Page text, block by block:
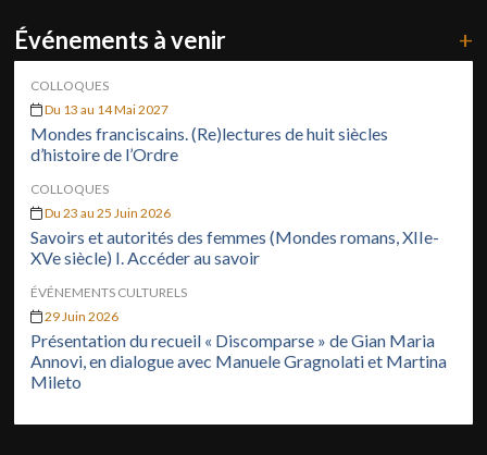
Événements à venir +
COLLOQUES
Du 13 au 14 Mai 2027
Mondes franciscains. (Re)lectures de huit siècles
d’histoire de l’Ordre
COLLOQUES
Du 23 au 25 Juin 2026
Savoirs et autorités des femmes (Mondes romans, XIIe-
XVe siècle) I. Accéder au savoir
ÉVÉNEMENTS CULTURELS
29 Juin 2026
Présentation du recueil « Discomparse » de Gian Maria
Annovi, en dialogue avec Manuele Gragnolati et Martina
Mileto